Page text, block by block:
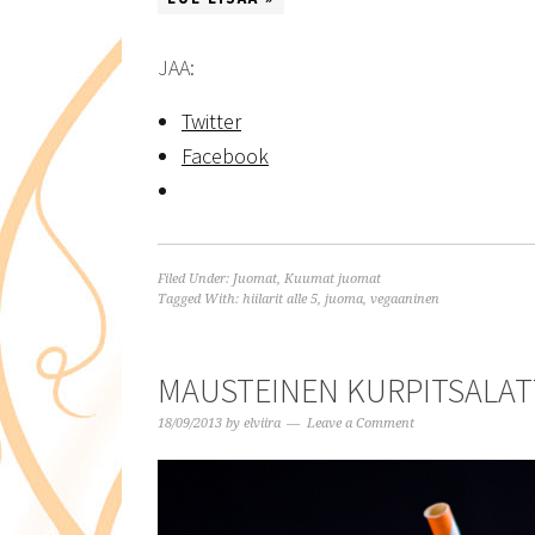
JAA:
Twitter
Facebook
Filed Under: Juomat, Kuumat juomat
Tagged With: hiilarit alle 5, juoma, vegaaninen
MAUSTEINEN
18/09/2013 by elviira Leave a Comment